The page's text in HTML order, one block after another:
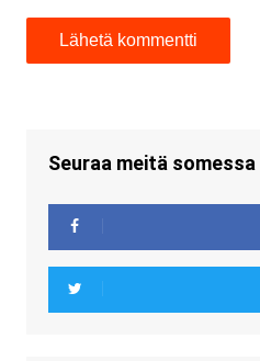
Seuraa meitä somessa